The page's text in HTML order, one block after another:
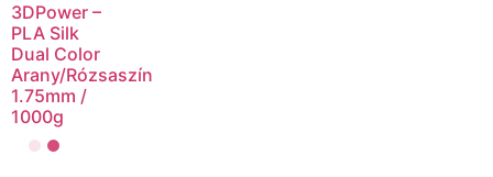
3DPower –
PLA Silk
Dual Color
Arany/Rózsaszín
1.75mm /
1000g